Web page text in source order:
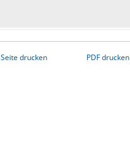
Seite drucken PDF drucken